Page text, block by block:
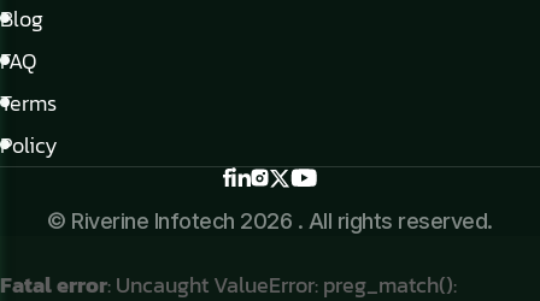
Blog
FAQ
Terms
Policy
© Riverine Infotech 2026 . All rights reserved.
Fatal error: Uncaught ValueError: preg_match():